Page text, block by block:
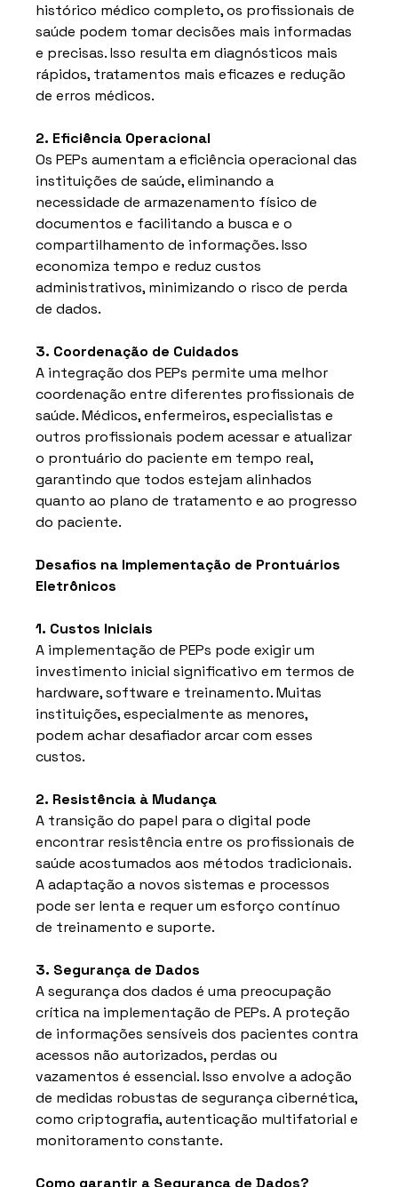
histórico médico completo, os profissionais de
saúde podem tomar decisões mais informadas
e precisas. Isso resulta em diagnósticos mais
rápidos, tratamentos mais eficazes e redução
de erros médicos.
2. Eficiência Operacional
Os PEPs aumentam a eficiência operacional das
instituições de saúde, eliminando a
necessidade de armazenamento físico de
documentos e facilitando a busca e o
compartilhamento de informações. Isso
economiza tempo e reduz custos
administrativos, minimizando o risco de perda
de dados.
3. Coordenação de Cuidados
A integração dos PEPs permite uma melhor
coordenação entre diferentes profissionais de
saúde. Médicos, enfermeiros, especialistas e
outros profissionais podem acessar e atualizar
o prontuário do paciente em tempo real,
garantindo que todos estejam alinhados
quanto ao plano de tratamento e ao progresso
do paciente.
Desafios na Implementação de Prontuários
Eletrônicos
1. Custos Iniciais
A implementação de PEPs pode exigir um
investimento inicial significativo em termos de
hardware, software e treinamento. Muitas
instituições, especialmente as menores,
podem achar desafiador arcar com esses
custos.
2. Resistência à Mudança
A transição do papel para o digital pode
encontrar resistência entre os profissionais de
saúde acostumados aos métodos tradicionais.
A adaptação a novos sistemas e processos
pode ser lenta e requer um esforço contínuo
de treinamento e suporte.
3. Segurança de Dados
A segurança dos dados é uma preocupação
crítica na implementação de PEPs. A proteção
de informações sensíveis dos pacientes contra
acessos não autorizados, perdas ou
vazamentos é essencial. Isso envolve a adoção
de medidas robustas de segurança cibernética,
como criptografia, autenticação multifatorial e
monitoramento constante.